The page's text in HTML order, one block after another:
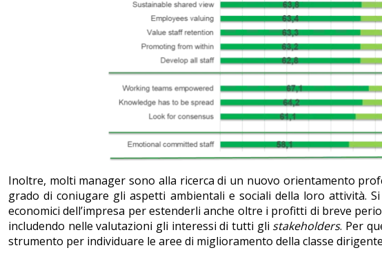
Inoltre, molti manager sono alla ricerca di un nuovo orientamento
grado di coniugare gli aspetti ambientali e sociali della loro attività.
economici dell’impresa per estenderli anche oltre i profitti di breve
includendo nelle valutazioni gli interessi di tutti gli stakeholders. Per
strumento per individuare le aree di miglioramento della classe